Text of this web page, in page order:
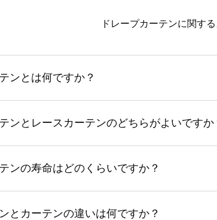
ドレープカーテンに関す
ンとは何ですか？
ンとレースカーテンのどちらがよいですか
ンの寿命はどのくらいですか？
とカーテンの違いは何ですか？